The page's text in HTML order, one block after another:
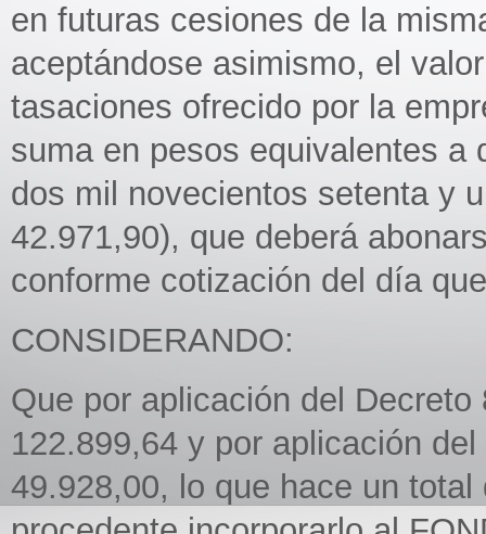
en futuras cesiones de la
aceptándose asimismo, el
tasaciones ofrecido por la
suma en pesos equivalentes a
dos mil novecientos setenta y
42.971,90), que deberá
conforme cotización del día
CONSIDERANDO:
Que por aplicación del
122.899,64 y por aplicación
49.928,00, lo que hace un